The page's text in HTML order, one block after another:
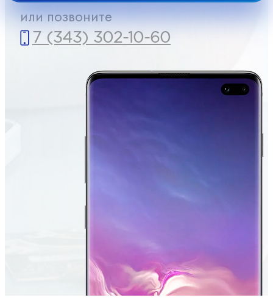
или позвоните
7 (343) 302-10-60